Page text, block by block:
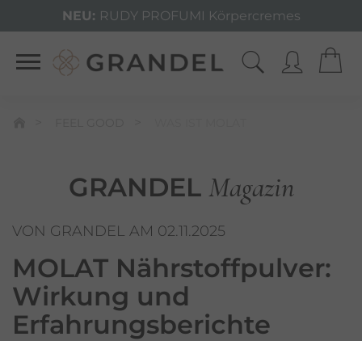
NEU: RUDY PROFUMI Körpercremes
GRANDEL Magazin
VON GRANDEL AM 02.11.2025
MOLAT Nährstoffpulver:
Wirkung und
Erfahrungsberichte